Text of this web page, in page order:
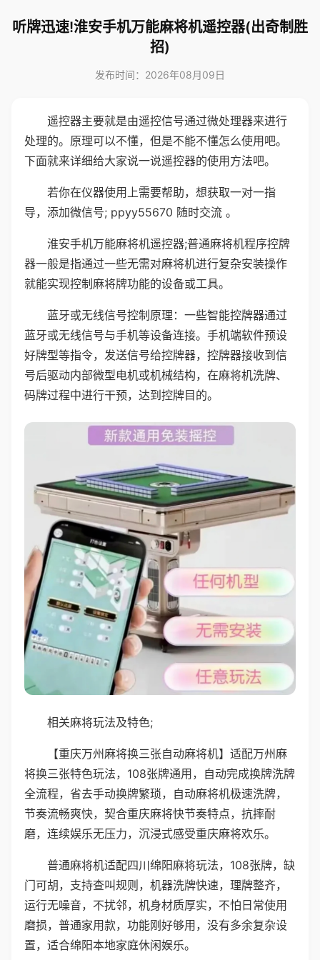
听牌迅速!淮安手机万能麻将机遥控器(出奇制胜
招)
发布时间：2026年08月09日
遥控器主要就是由遥控信号通过微处理器来进行
处理的。原理可以不懂，但是不能不懂怎么使用吧。
下面就来详细给大家说一说遥控器的使用方法吧。
若你在仪器使用上需要帮助，想获取一对一指
导，添加微信号; ppyy55670 随时交流 。
淮安手机万能麻将机遥控器;普通麻将机程序控牌
器一般是指通过一些无需对麻将机进行复杂安装操作
就能实现控制麻将牌功能的设备或工具。
蓝牙或无线信号控制原理：一些智能控牌器通过
蓝牙或无线信号与手机等设备连接。手机端软件预设
好牌型等指令，发送信号给控牌器，控牌器接收到信
号后驱动内部微型电机或机械结构，在麻将机洗牌、
码牌过程中进行干预，达到控牌目的。
相关麻将玩法及特色;
【重庆万州麻将换三张自动麻将机】适配万州麻
将换三张特色玩法，108张牌通用，自动完成换牌洗牌
全流程，省去手动换牌繁琐，自动麻将机极速洗牌，
节奏流畅爽快，契合重庆麻将快节奏特点，抗摔耐
磨，连续娱乐无压力，沉浸式感受重庆麻将欢乐。
普通麻将机适配四川绵阳麻将玩法，108张牌，缺
门可胡，支持查叫规则，机器洗牌快速，理牌整齐，
运行无噪音，不扰邻，机身材质厚实，不怕日常使用
磨损，普通家用款，功能刚好够用，没有多余复杂设
置，适合绵阳本地家庭休闲娱乐。